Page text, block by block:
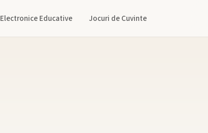
Electronice Educative Jocuri de Cuvinte